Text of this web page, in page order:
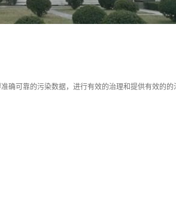
确可靠的污染数据，进行有效的治理和提供有效的